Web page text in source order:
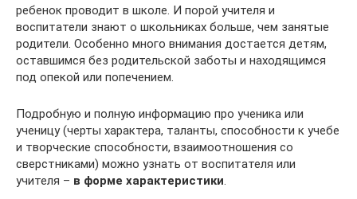
ребенок проводит в школе. И порой учителя и
воспитатели знают о школьниках больше, чем занятые
родители. Особенно много внимания достается детям,
оставшимся без родительской заботы и находящимся
под опекой или попечением.
Подробную и полную информацию про ученика или
ученицу (черты характера, таланты, способности к учебе
и творческие способности, взаимоотношения со
сверстниками) можно узнать от воспитателя или
учителя – в форме характеристики.